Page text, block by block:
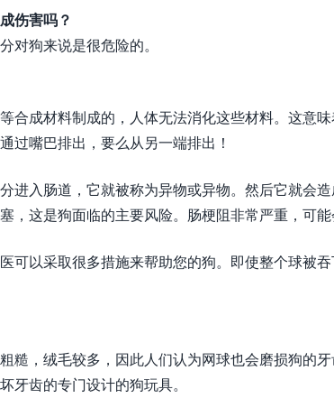
伤害吗？
对狗来说是很危险的。
合成材料制成的，人体无法消化这些材料。这意
过嘴巴排出，要么从另一端排出！
进入肠道，它就被称为异物或异物。然后它就会
，这是狗面临的主要风险。肠梗阻非常严重，可能
可以采取很多措施来帮助您的狗。即使整个球被
糙，绒毛较多，因此人们认为网球也会磨损狗的
牙齿的专门设计的狗玩具。